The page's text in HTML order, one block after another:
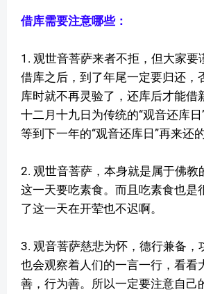
借库需要注意哪些：
1. 观世音菩萨来者不拒，但大家要
借库之后，到了年尾一定要归还，
库时就不再灵验了，还库后才能借
十二月十九日为传统的“观音还库
等到下一年的“观音还库日”再来还的
2. 观世音菩萨，本身就是属于佛教
这一天要吃素食。而且吃素食也是
了这一天在开荤也不迟啊。
3. 观音菩萨慈悲为怀，德行兼备，
也会观察着人们的一言一行，看看
善，行为善。所以一定要注意自己